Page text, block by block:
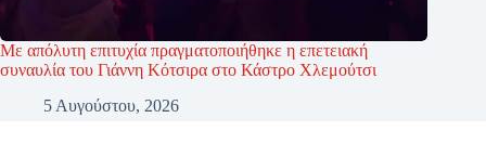
Με απόλυτη επιτυχία πραγματοποιήθηκε η επετειακή
συναυλία του Γιάννη Κότσιρα στο Κάστρο Χλεμούτσι
5 Αυγούστου, 2026